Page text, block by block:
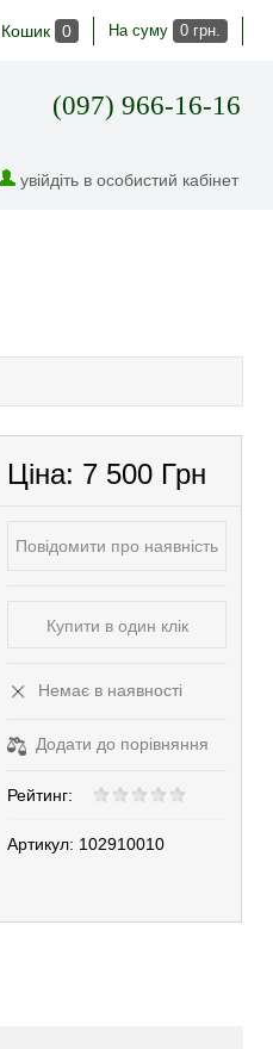
Кошик 0 На суму 0 грн.
(097) 966-16-16
увійдіть в особистий кабінет
Ціна: 7 500 Грн
Повідомити про наявність
Купити в один клік
Немає в наявності
Додати до порівняння
Рейтинг:
Артикул: 102910010